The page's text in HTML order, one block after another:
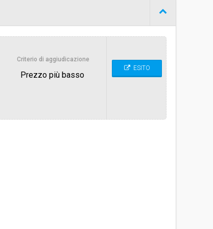
€ 249.947,20
Criterio di aggiudicazione
Prezzo più basso
ESITO